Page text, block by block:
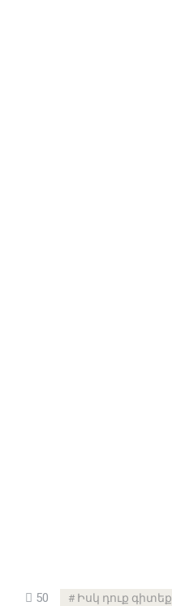
50 Իսկ դուք գիտեք